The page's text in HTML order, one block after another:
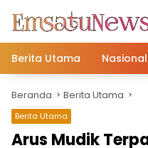
konten
Berita Utama
Nasional
Beranda Berita Utama
Berita Utama
Arus Mudik